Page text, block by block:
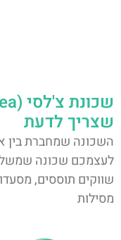
שצריך לדעת
השכונה שמחברת בין
לעצמכם שכונה
שווקים תוססים,
מסילות